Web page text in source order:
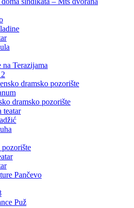
na Terazijama
dramsko pozorište
dramsko pozorište
teatar
Pančevo
Puž